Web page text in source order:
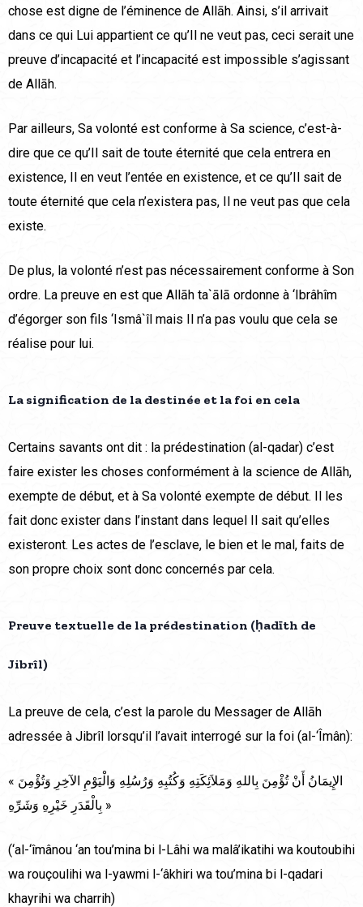
chose est digne de l’éminence de Allāh. Ainsi, s’il arrivait
dans ce qui Lui appartient ce qu’Il ne veut pas, ceci serait une
preuve d’incapacité et l’incapacité est impossible s’agissant
de Allāh.
Par ailleurs, Sa volonté est conforme à Sa science, c’est-à-
dire que ce qu’Il sait de toute éternité que cela entrera en
existence, Il en veut l’entée en existence, et ce qu’Il sait de
toute éternité que cela n’existera pas, Il ne veut pas que cela
existe.
De plus, la volonté n’est pas nécessairement conforme à Son
ordre. La preuve en est que Allāh ta`ālā ordonne à ‘Ibrâhîm
d’égorger son fils ‘Ismâ`îl mais Il n’a pas voulu que cela se
réalise pour lui.
La signification de la destinée et la foi en cela
Certains savants ont dit : la prédestination (al-qadar) c’est
faire exister les choses conformément à la science de Allāh,
exempte de début, et à Sa volonté exempte de début. Il les
fait donc exister dans l’instant dans lequel Il sait qu’elles
existeront. Les actes de l’esclave, le bien et le mal, faits de
son propre choix sont donc concernés par cela.
Preuve textuelle de la prédestination (ḥadīth de
Jibrîl)
La preuve de cela, c’est la parole du Messager de Allāh
adressée à Jibrîl lorsqu’il l’avait interrogé sur la foi (al-‘Îmân):
« الإِيمَانُ أَنْ تُؤْمِنَ بِاللهِ وَمَلاَئِكَتِهِ وَكُتُبِهِ وَرُسُلِهِ وَالْيَوْمِ الآخِرِ وَتُؤْمِنَ
بِالْقَدَرِ خَيْرِهِ وَشَرِّهِ »
(‘al-‘îmânou ‘an tou’mina bi l-Lâhi wa malâ’ikatihi wa koutoubihi
wa rouçoulihi wa l-yawmi l-‘âkhiri wa tou’mina bi l-qadari
khayrihi wa charrih)